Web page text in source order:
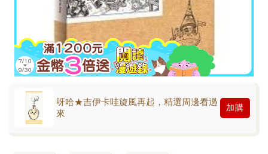
呀哈★吉伊卡哇旋風再起，精選周邊看過
來
加購